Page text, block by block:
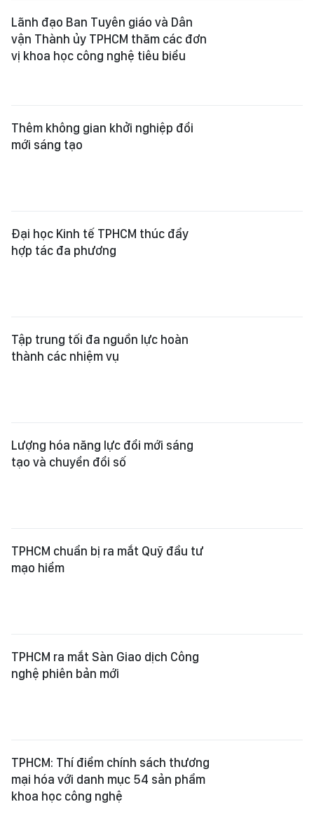
Lãnh đạo Ban Tuyên giáo và Dân
vận Thành ủy TPHCM thăm các đơn
vị khoa học công nghệ tiêu biểu
Thêm không gian khởi nghiệp đổi
mới sáng tạo
Đại học Kinh tế TPHCM thúc đẩy
hợp tác đa phương
Tập trung tối đa nguồn lực hoàn
thành các nhiệm vụ
Lượng hóa năng lực đổi mới sáng
tạo và chuyển đổi số
TPHCM chuẩn bị ra mắt Quỹ đầu tư
mạo hiểm
TPHCM ra mắt Sàn Giao dịch Công
nghệ phiên bản mới
TPHCM: Thí điểm chính sách thương
mại hóa với danh mục 54 sản phẩm
khoa học công nghệ